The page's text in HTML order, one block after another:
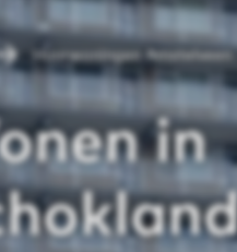
Huurwoningen Amstelveen
in